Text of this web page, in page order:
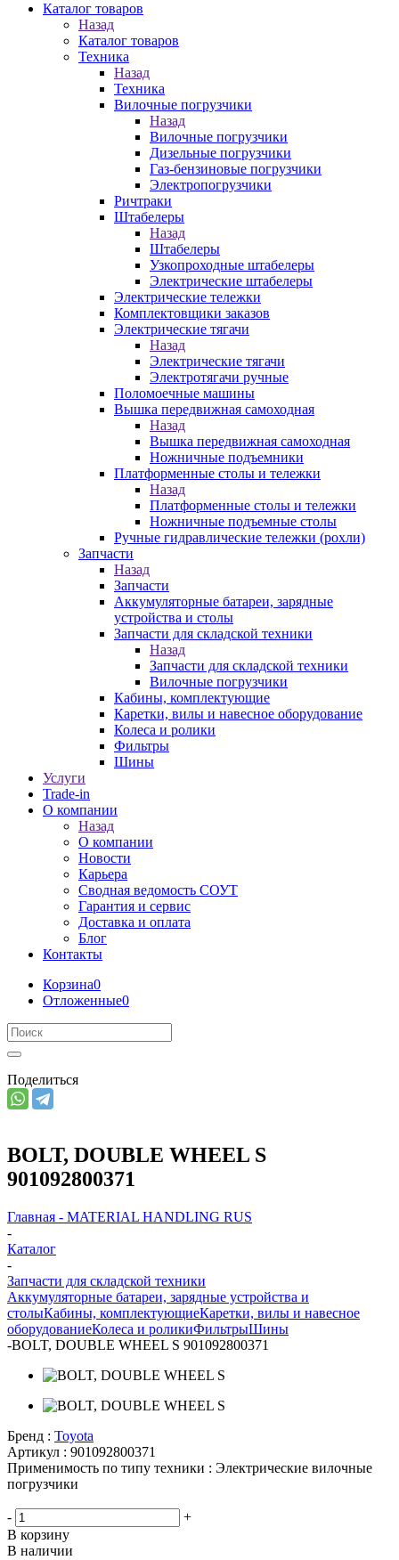
Каталог товаров
Назад
Каталог товаров
Техника
Назад
Техника
Вилочные погрузчики
Назад
Вилочные погрузчики
Дизельные погрузчики
Газ-бензиновые погрузчики
Электропогрузчики
Ричтраки
Штабелеры
Назад
Штабелеры
Узкопроходные штабелеры
Электрические штабелеры
Электрические тележки
Комплектовщики заказов
Электрические тягачи
Назад
Электрические тягачи
Электротягачи ручные
Поломоечные машины
Вышка передвижная самоходная
Назад
Вышка передвижная самоходная
Ножничные подъемники
Платформенные столы и тележки
Назад
Платформенные столы и тележки
Ножничные подъемные столы
Ручные гидравлические тележки (рохли)
Запчасти
Назад
Запчасти
Аккумуляторные батареи, зарядные
устройства и столы
Запчасти для складской техники
Назад
Запчасти для складской техники
Вилочные погрузчики
Кабины, комплектующие
Каретки, вилы и навесное оборудование
Колеса и ролики
Фильтры
Шины
Услуги
Trade-in
О компании
Назад
О компании
Новости
Карьера
Сводная ведомость СОУТ
Гарантия и сервис
Доставка и оплата
Блог
Контакты
Корзина0
Отложенные0
Поделиться
BOLT, DOUBLE WHEEL S
901092800371
Главная - MATERIAL HANDLING RUS
-
Каталог
-
Запчасти для складской техники
Аккумуляторные батареи, зарядные устройства и
столыКабины, комплектующиеКаретки, вилы и навесное
оборудованиеКолеса и роликиФильтрыШины
-BOLT, DOUBLE WHEEL S 901092800371
Бренд : Toyota
Артикул : 901092800371
Применимость по типу техники : Электрические вилочные
погрузчики
-
+
В корзину
В наличии